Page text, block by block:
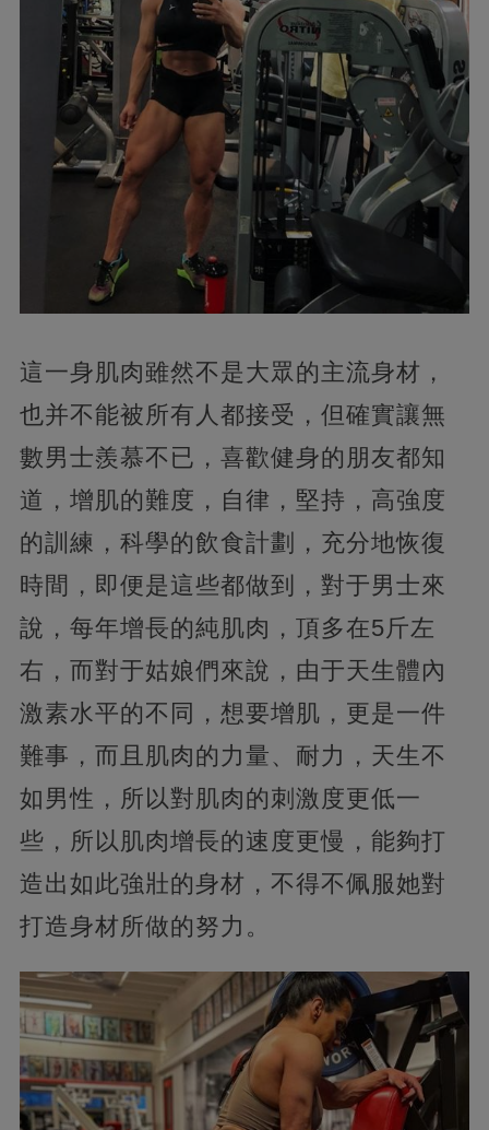
這一身肌肉雖然不是大眾的主流身材，
也并不能被所有人都接受，但確實讓無
數男士羨慕不已，喜歡健身的朋友都知
道，增肌的難度，自律，堅持，高強度
的訓練，科學的飲食計劃，充分地恢復
時間，即便是這些都做到，對于男士來
說，每年增長的純肌肉，頂多在5斤左
右，而對于姑娘們來說，由于天生體內
激素水平的不同，想要增肌，更是一件
難事，而且肌肉的力量、耐力，天生不
如男性，所以對肌肉的刺激度更低一
些，所以肌肉增長的速度更慢，能夠打
造出如此強壯的身材，不得不佩服她對
打造身材所做的努力。